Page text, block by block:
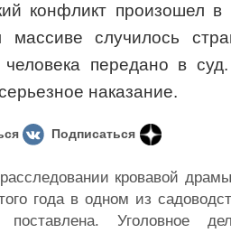
конфликт произошел в
массиве случилось
человека передано в
наказание.
Подписаться
кровавой
года в одном из
поставлена. Уголовное